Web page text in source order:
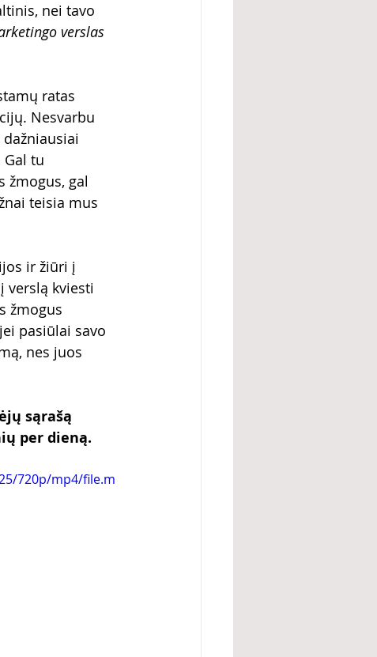
nei tavo
verslas
ratas
Nesvarbu
tu
žmogus, gal
teisia mus
verslą kviesti
žmogus
pasiūlai savo
nes juos
sąrašą
per dieną.
720p/mp4/file.m